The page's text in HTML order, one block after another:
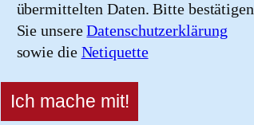
übermittelten Daten. Bitte bestätigen
Sie unsereDatenschutzerklärung
sowie die Netiquette